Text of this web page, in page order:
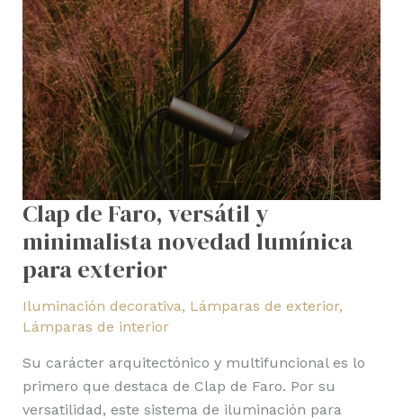
Clap de Faro, versátil y
minimalista novedad lumínica
para exterior
Iluminación decorativa, Lámparas de exterior,
Lámparas de interior
Su carácter arquitectónico y multifuncional es lo
primero que destaca de Clap de Faro. Por su
versatilidad, este sistema de iluminación para
para
exterior